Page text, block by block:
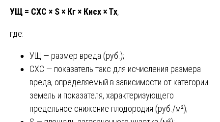
УЩ = СХС × S × Кг × Кисх × Тх,
где:
УЩ — размер вреда (руб.);
СХС — показатель такс для исчисления размера
вреда, определяемый в зависимости от категории
земель и показателя, характеризующего
предельное снижение плодородия (руб./м²);